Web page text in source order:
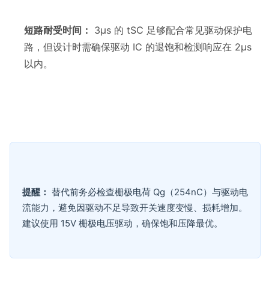
短路耐受时间： 3μs 的 tSC 足够配合常见驱动保护电
路，但设计时需确保驱动 IC 的退饱和检测响应在 2μs
提醒： 替代前务必检查栅极电荷 Qg（254nC）与驱动电
流能力，避免因驱动不足导致开关速度变慢、损耗增加。